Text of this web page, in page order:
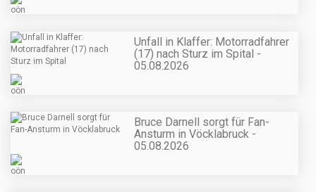
Unfall in Klaffer: Motorradfahrer
(17) nach Sturz im Spital -
05.08.2026
Bruce Darnell sorgt für Fan-
Ansturm in Vöcklabruck -
05.08.2026